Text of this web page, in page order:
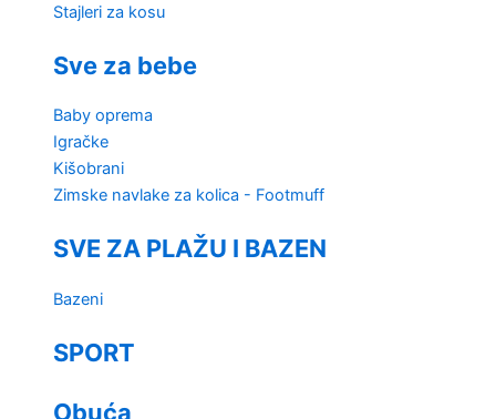
Stajleri za kosu
Sve za bebe
Baby oprema
Igračke
Kišobrani
Zimske navlake za kolica - Footmuff
SVE ZA PLAŽU I BAZEN
Bazeni
SPORT
Obuća